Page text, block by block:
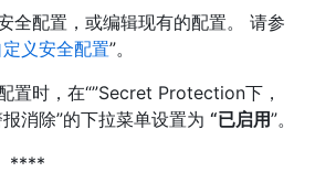
全配置，或编辑现有的配置。 请参
义安全配置”。
置时，在“”Secret Protection下，
消除”的下拉菜单设置为 “已启用”。
****